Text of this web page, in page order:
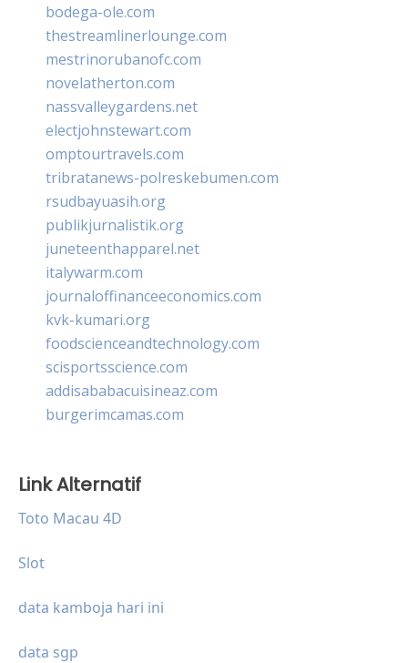
bodega-ole.com
thestreamlinerlounge.com
mestrinorubanofc.com
novelatherton.com
nassvalleygardens.net
electjohnstewart.com
omptourtravels.com
tribratanews-polreskebumen.com
rsudbayuasih.org
publikjurnalistik.org
juneteenthapparel.net
italywarm.com
journaloffinanceeconomics.com
kvk-kumari.org
foodscienceandtechnology.com
scisportsscience.com
addisababacuisineaz.com
burgerimcamas.com
Link Alternatif
Toto Macau 4D
Slot
data kamboja hari ini
data sgp